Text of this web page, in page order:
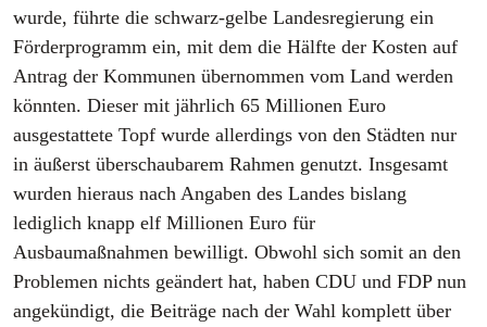
wurde, führte die schwarz-gelbe Landesregierung ein
Förderprogramm ein, mit dem die Hälfte der Kosten auf
Antrag der Kommunen übernommen vom Land werden
könnten. Dieser mit jährlich 65 Millionen Euro
ausgestattete Topf wurde allerdings von den Städten nur
in äußerst überschaubarem Rahmen genutzt. Insgesamt
wurden hieraus nach Angaben des Landes bislang
lediglich knapp elf Millionen Euro für
Ausbaumaßnahmen bewilligt. Obwohl sich somit an den
Problemen nichts geändert hat, haben CDU und FDP nun
angekündigt, die Beiträge nach der Wahl komplett über